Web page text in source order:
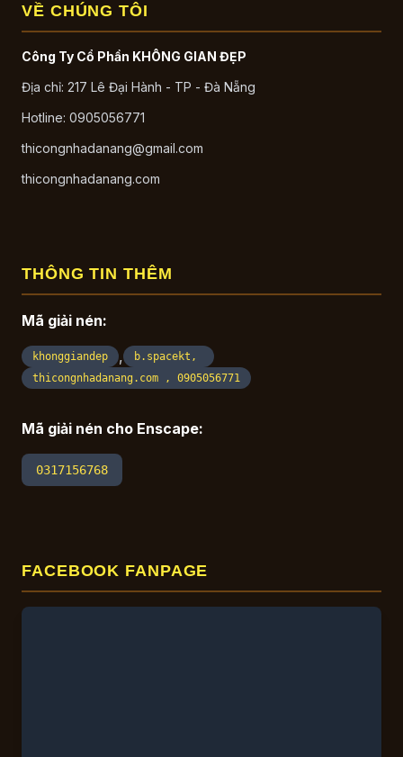
VỀ CHÚNG TÔI
Công Ty Cổ Phần KHÔNG GIAN ĐẸP
Địa chỉ: 217 Lê Đại Hành - TP - Đà Nẵng
Hotline: 0905056771
thicongnhadanang@gmail.com
thicongnhadanang.com
THÔNG TIN THÊM
Mã giải nén:
khonggiandep ,
b.spacekt,
thicongnhadanang.com , 0905056771
Mã giải nén cho Enscape:
0317156768
FACEBOOK FANPAGE